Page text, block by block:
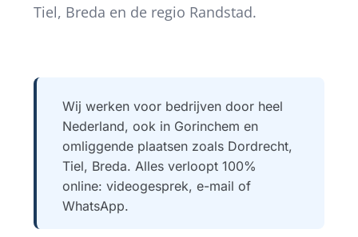
Tiel, Breda en de regio Randstad.
Wij werken voor bedrijven door heel
Nederland, ook in Gorinchem en
omliggende plaatsen zoals Dordrecht,
Tiel, Breda. Alles verloopt 100%
online: videogesprek, e-mail of
WhatsApp.